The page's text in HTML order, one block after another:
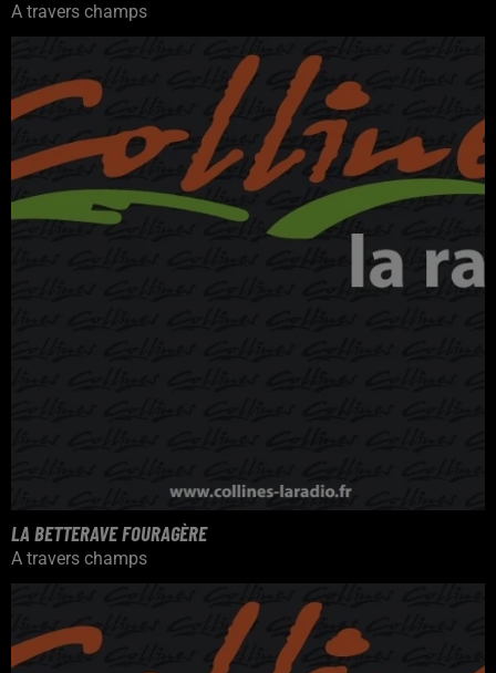
A travers champs
LA BETTERAVE FOURAGÈRE
A travers champs